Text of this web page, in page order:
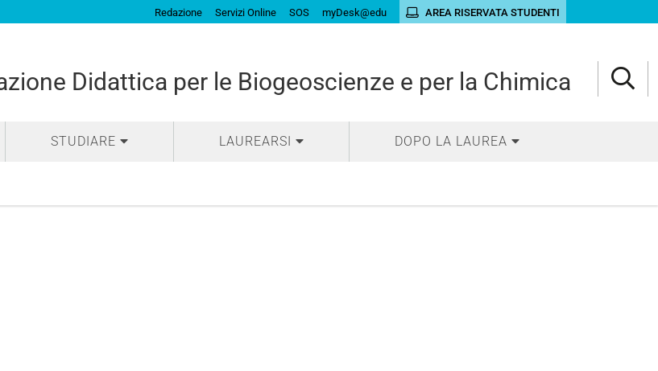
Redazione Servizi Online SOS myDesk@edu AREA RISERVATA STUDENTI
Didattica per le Biogeoscienze e per la Chimica
STUDIARE LAUREARSI DOPO LA LAUREA